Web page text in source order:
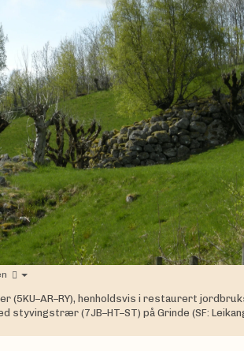
(5KU–AR–RY), henholdsvis i restaurert
styvingstrær (7JB–HT–ST) på Grinde (SF: